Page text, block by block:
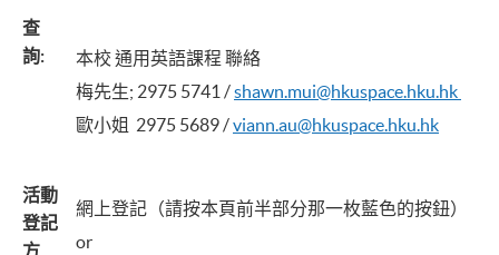
查
詢:
本校 通用英語課程 聯絡
梅先生; 2975 5741 /shawn.mui@hkuspace.hku.hk
歐小姐 2975 5689 /viann.au@hkuspace.hku.hk
活動
登記
方
網上登記（請按本頁前半部分那一枚藍色的按鈕）
or